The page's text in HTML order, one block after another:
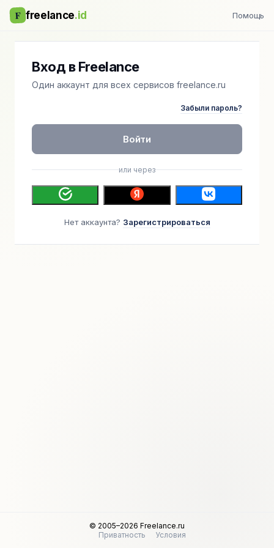
F freelance.id Помощь
Вход в Freelance
Один аккаунт для всех сервисов freelance.ru
Забыли пароль?
Войти
или через
Нет аккаунта? Зарегистрироваться
© 2005–2026 Freelance.ru
Приватность
Условия